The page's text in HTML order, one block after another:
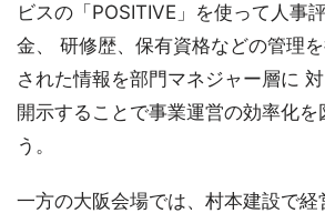
ビスの「POSITIVE」を使って人事
金、 研修歴、保有資格などの管理
された情報を部門マネジャー層に
開示することで事業運営の効率化を
う。
一方の大阪会場では、村本建設で経